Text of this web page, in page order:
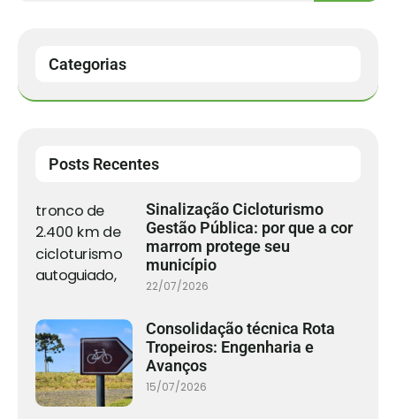
Categorias
Posts Recentes
Sinalização Cicloturismo
Gestão Pública: por que a cor
marrom protege seu
município
22/07/2026
Consolidação técnica Rota
Tropeiros: Engenharia e
Avanços
15/07/2026